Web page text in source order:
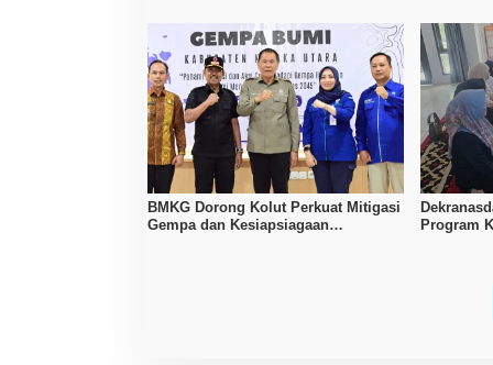
BMKG Dorong Kolut Perkuat Mitigasi
Gempa dan Kesiapsiagaan
Program